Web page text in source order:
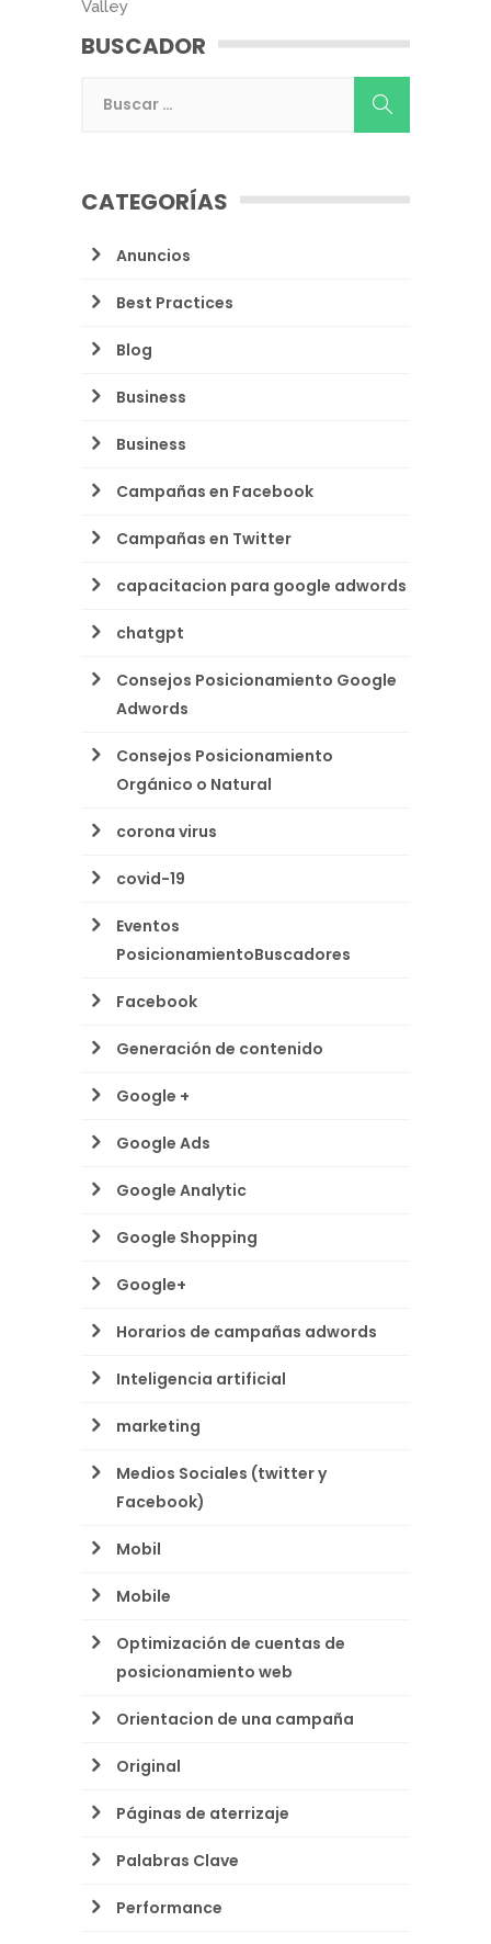
BUSCADOR
CATEGORÍAS
Anuncios
Best Practices
Blog
Business
Business
Campañas en Facebook
Campañas en Twitter
capacitacion para google adwords
chatgpt
Consejos Posicionamiento Google
Adwords
Consejos Posicionamiento
Orgánico o Natural
corona virus
covid-19
Eventos
PosicionamientoBuscadores
Facebook
Generación de contenido
Google +
Google Ads
Google Analytic
Google Shopping
Google+
Horarios de campañas adwords
Inteligencia artificial
marketing
Medios Sociales (twitter y
Facebook)
Mobil
Mobile
Optimización de cuentas de
posicionamiento web
Orientacion de una campaña
Original
Páginas de aterrizaje
Palabras Clave
Performance